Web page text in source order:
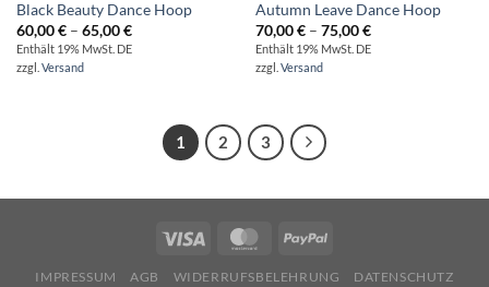
Black Beauty Dance Hoop
60,00€ – 65,00€Preisspanne:
60,00 €
bis
Enthält 19% MwSt. DE
zzgl. Versand
Autumn Leave Dance Hoop
70,00€ – 75,00€Preisspanne:
70,00 €
bis
Enthält 19% MwSt. DE
zzgl. Versand
1 2 3
IMPRESSUM AGB WIDERRUFSBELEHRUNG DATENSCHUTZ